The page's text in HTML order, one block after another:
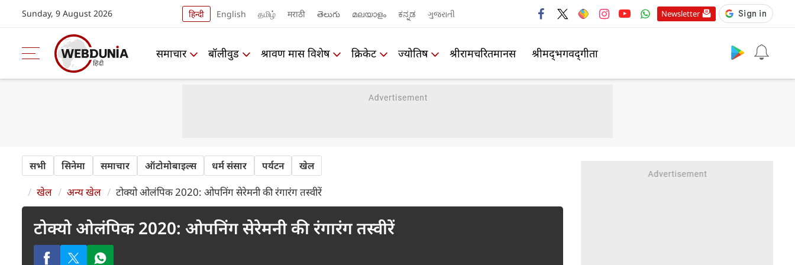
Sunday, 9 August 2026 हिन्दी English தமிழ் मराठी తెలుగు മലയാളം ಕನ್ನಡ ગુજરાતી Newsletter
समाचार बॉलीवुड श्रावण मास विशेष क्रिकेट ज्योतिष श्रीरामचरितमानस श्रीमद्‍भगवद्‍गीता
सभी सिनेमा समाचार ऑटोमोबाइल्स धर्म संसार पर्यटन खेल
खेल अन्य खेल टोक्यो ओलंपिक 2020: ओपनिंग सेरेमनी की रंगारंग तस्वीरें
टोक्यो ओलंपिक 2020: ओपनिंग सेरेमनी की रंगारंग तस्वीरें